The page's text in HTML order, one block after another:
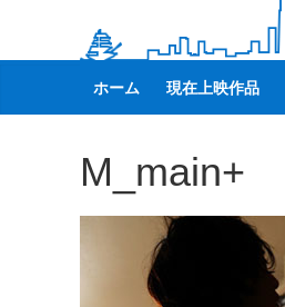
リ
ン
た
映
ホーム 現在上映作品
M_main+